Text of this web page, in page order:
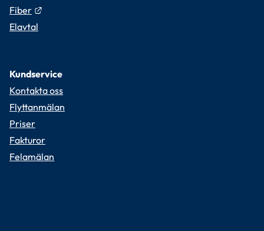
Fiber
Länk till annan webbplats.
Elavtal
Kundservice
Kontakta oss
Flyttanmälan
Priser
Fakturor
Felamälan